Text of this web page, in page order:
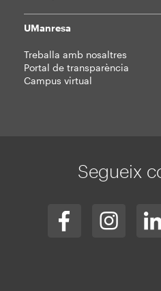
UManresa
Treballa amb nosaltres
Portal de transparència
Campus virtual
Segueix